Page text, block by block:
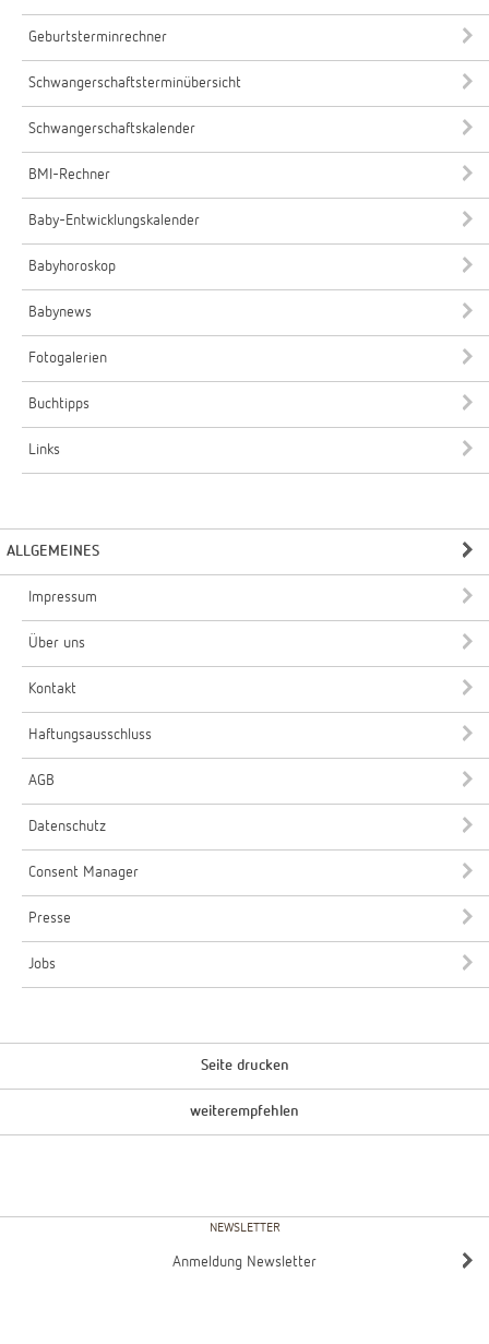
Geburtsterminrechner
Schwangerschaftsterminübersicht
Schwangerschaftskalender
BMI-Rechner
Baby-Entwicklungskalender
Babyhoroskop
Babynews
Fotogalerien
Buchtipps
Links
ALLGEMEINES
Impressum
Über uns
Kontakt
Haftungsausschluss
AGB
Datenschutz
Consent Manager
Presse
Jobs
Seite drucken
weiterempfehlen
NEWSLETTER
Anmeldung Newsletter